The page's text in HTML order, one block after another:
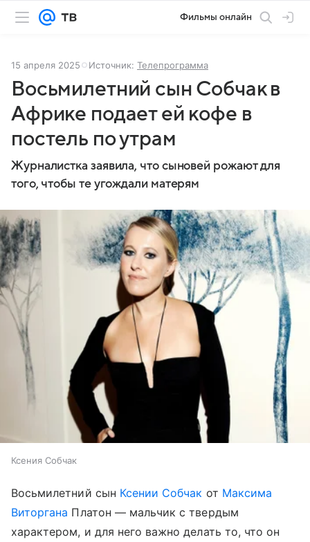
Фильмы онлайн
15 апреля 2025 Источник: Телепрограмма
Восьмилетний сын Собчак в
Африке подает ей кофе в
постель по утрам
Журналистка заявила, что сыновей рожают для
того, чтобы те угождали матерям
Ксения Собчак
Восьмилетний сын Ксении Собчак от Максима
Виторгана Платон — мальчик с твердым
характером, и для него важно делать то, что он